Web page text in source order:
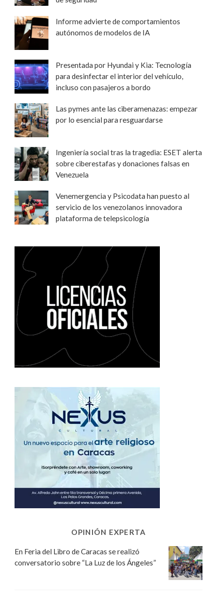
Informe advierte de comportamientos
autónomos de modelos de IA
Presentada por Hyundai y Kia: Tecnología
para desinfectar el interior del vehículo,
incluso con pasajeros a bordo
Las pymes ante las ciberamenazas: empezar
por lo esencial para resguardarse
Ingeniería social tras la tragedia: ESET alerta
sobre ciberestafas y donaciones falsas en
Venezuela
Venemergencia y Psicodata han puesto al
servicio de los venezolanos innovadora
plataforma de telepsicología
OPINIÓN EXPERTA
En Feria del Libro de Caracas se realizó
conversatorio sobre “La Luz de los Ángeles”